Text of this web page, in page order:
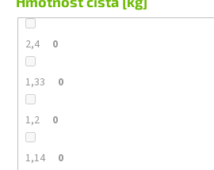
2,4 0
1,33 0
1,2 0
1,14 0